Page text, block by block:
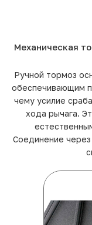
Механическая
Ручной тормоз
обеспечивающим
чему усилие
хода рычага.
Соединение через